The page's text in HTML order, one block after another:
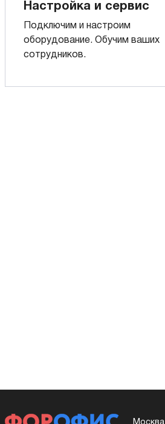
Настройка и сервис
Подключим и настроим
оборудование. Обучим ваших
сотрудников.